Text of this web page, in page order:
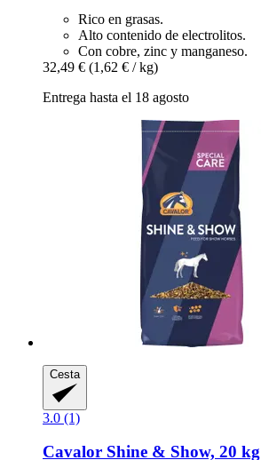
Rico en grasas.
Alto contenido de electrolitos.
Con cobre, zinc y manganeso.
32,49 € (1,62 € / kg)
Entrega hasta el 18 agosto
Cesta
3.0 (1)
Cavalor Shine & Show, 20 kg